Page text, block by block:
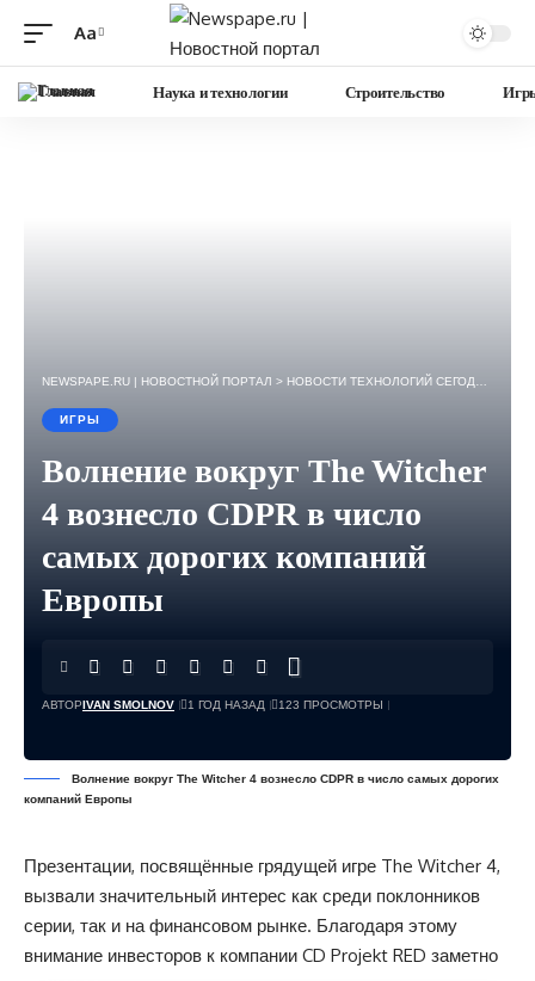
Изменение
Aa
Главная Наука и технологии Строительство
NEWSPAPE.RU | НОВОСТНОЙ ПОРТАЛ > НОВОСТИ ТЕХНОЛОГИЙ СЕГОДНЯ — ИГРЫ, НАУКА, ГАДЖЕТЫ, БИЗНЕС.
ИГРЫ
Волнение вокруг The Witcher
4 вознесло CDPR в число
самых дорогих компаний
Европы
АВТОРIVAN SMOLNOV 1 ГОД НАЗАД 123 ПРОСМОТРЫ
Волнение вокруг The Witcher 4 вознесло CDPR в число самых дорогих
компаний Европы
Презентации, посвящённые грядущей игре The Witcher 4,
вызвали значительный интерес как среди поклонников
серии, так и на финансовом рынке. Благодаря этому
внимание инвесторов к компании CD Projekt RED заметно